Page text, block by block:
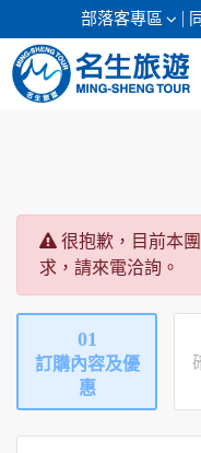
部落客專區
郵輪假期
海島假期
韓國
東南亞
很抱歉，目前本
求，請來電洽詢。
01
訂購內容及優
惠